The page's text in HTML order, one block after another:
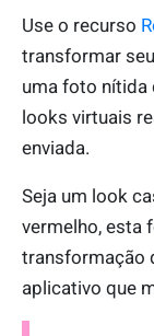
Use o recurso
transformar
uma foto nítida
looks virtuais
enviada.
Seja um look
vermelho, esta
transformação
aplicativo que